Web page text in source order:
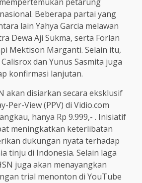
Beberapa partai yang
lain Yahya Garcia melawan
Dewa Aji Sukma, serta Forlan
Mektison Marganti. Selain itu,
dan Yunus Sasmita juga
konfirmasi lanjutan.
akan disiarkan secara eksklusif
Per-View (PPV) di Vidio.com
hanya Rp 9.999,- . Inisiatif
meningkatkan keterlibatan
dukungan nyata terhadap
tinju di Indonesia. Selain laga
juga akan menayangkan
trial menonton di YouTube